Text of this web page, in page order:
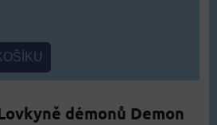
démonů Demon